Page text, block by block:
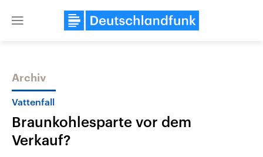
Close
Themen
Archiv
Vattenfall
Braunkohlesparte vor dem
Verkauf?